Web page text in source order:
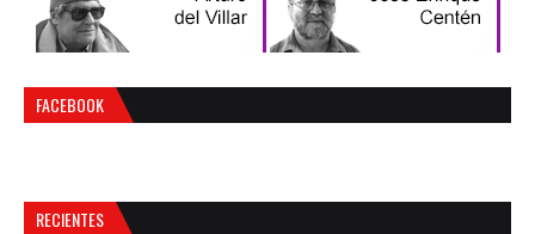
FACEBOOK
RECIENTES